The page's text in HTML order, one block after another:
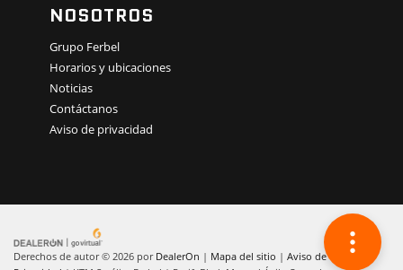
NOSOTROS
Grupo Ferbel
Horarios y ubicaciones
Noticias
Contáctanos
Aviso de privacidad
Derechos de autor © 2026 por DealerOn | Mapa del sitio | Aviso de